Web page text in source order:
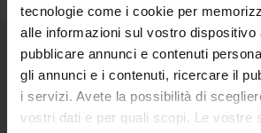
tecnologie come i cookie per
alle informazioni sul vostro dispositivo
pubblicare annunci e contenuti
gli annunci e i contenuti, ricercare il
i servizi. Avete la possibilità di
vostri dati e per quali scopi. Le vostre